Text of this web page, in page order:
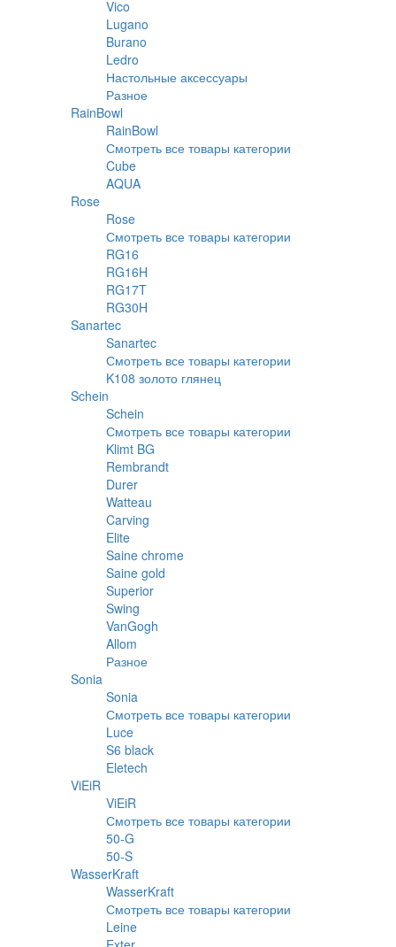
Vico
Lugano
Burano
Ledro
Настольные аксессуары
Разное
RainBowl
RainBowl
Смотреть все товары категории
Cube
AQUA
Rose
Rose
Смотреть все товары категории
RG16
RG16H
RG17T
RG30H
Sanartec
Sanartec
Смотреть все товары категории
K108 золото глянец
Schein
Schein
Смотреть все товары категории
Klimt BG
Rembrandt
Durer
Watteau
Carving
Elite
Saine chrome
Saine gold
Superior
Swing
VanGogh
Allom
Разное
Sonia
Sonia
Смотреть все товары категории
Luce
S6 black
Eletech
ViEiR
ViEiR
Смотреть все товары категории
50-G
50-S
WasserKraft
WasserKraft
Смотреть все товары категории
Leine